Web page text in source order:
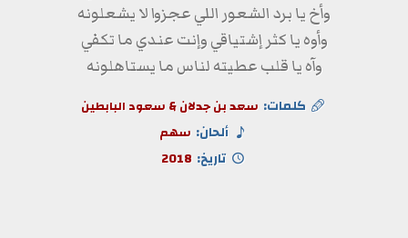
وأخ يا برد الشعور اللي عجزوا لا يشعلونه
وأوه يا كثر إشتياقي وإنت عندي ما تكفي
وآه يا قلب عطيته لناس ما يستاهلونه
كلمات: سعد بن جدلان & سعود البابطين
ألحان: سهم
تاريخ: 2018